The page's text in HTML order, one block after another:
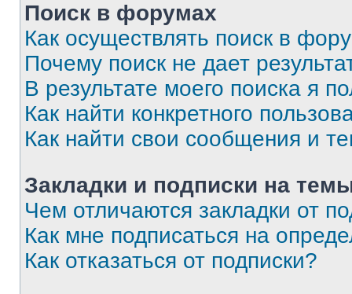
Поиск в форумах
Как осуществлять поиск в
Почему поиск не дает
В результате моего поиска я
Как найти конкретного
Как найти свои сообщения и
Закладки и подписки на
Чем отличаются закладки от
Как мне подписаться на
Как отказаться от подписки?